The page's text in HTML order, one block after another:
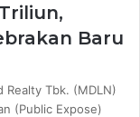
Baru
Realty Tbk. (MDLN)
(Public Expose)